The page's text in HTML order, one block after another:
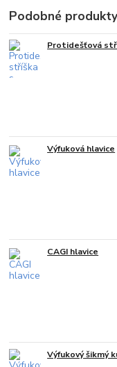
Podobné produkty
Protidešťová
Výfuková hlavice
CAGI hlavice
Výfukový šikmý